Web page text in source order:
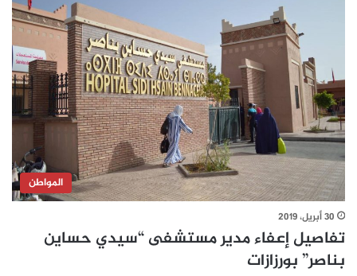
المواطن
30 أبريل، 2019
تفاصيل إعفاء مدير مستشفى “سيدي حساين
بناصر” بورزازات